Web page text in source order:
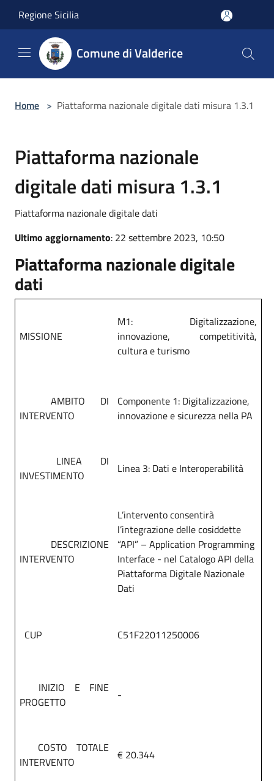
Regione Sicilia
Comune di Valderice
Home > Piattaforma nazionale digitale dati misura 1.3.1
Piattaforma nazionale
digitale dati misura 1.3.1
Piattaforma nazionale digitale dati
Ultimo aggiornamento: 22 settembre 2023, 10:50
Piattaforma nazionale digitale
dati
MISSIONE
M1: Digitalizzazione,
innovazione, competitività,
cultura e turismo
AMBITO DI
INTERVENTO
Componente 1: Digitalizzazione,
innovazione e sicurezza nella PA
LINEA DI
INVESTIMENTO
Linea 3: Dati e Interoperabilità
DESCRIZIONE
INTERVENTO
L’intervento consentirà
l’integrazione delle cosiddette
“API” – Application Programming
Interface - nel Catalogo API della
Piattaforma Digitale Nazionale
Dati
CUP C51F22011250006
INIZIO E FINE
PROGETTO
-
COSTO TOTALE
INTERVENTO
€ 20.344